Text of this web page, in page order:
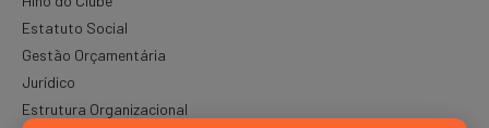
Estatuto Social
Gestão Orçamentária
Jurídico
Estrutura Organizacional